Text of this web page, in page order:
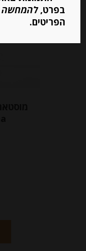
Stockבפרט,להמחשה
הפריטים.